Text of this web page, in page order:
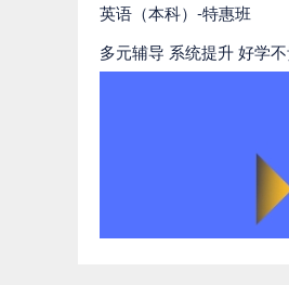
英语（本科）-特惠班
多元辅导 系统提升 好学